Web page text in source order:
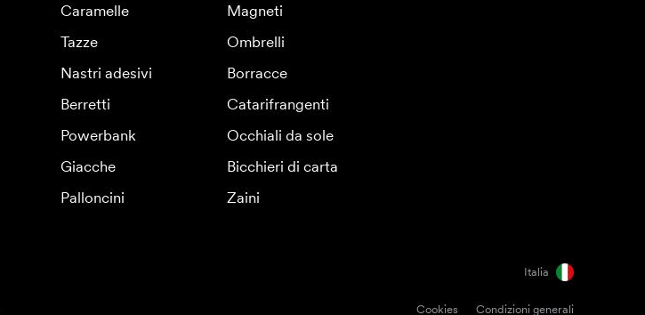
Caramelle
Magneti
Tazze
Ombrelli
Nastri adesivi
Borracce
Berretti
Catarifrangenti
Powerbank
Occhiali da sole
Giacche
Bicchieri di carta
Palloncini
Zaini
Italia
Cookies Condizioni generali